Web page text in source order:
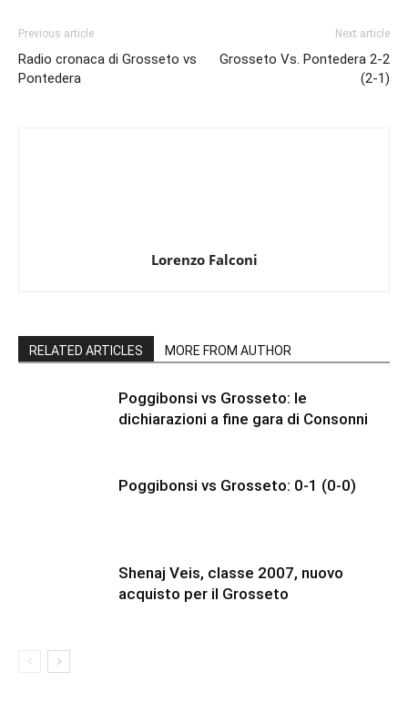
Previous article
Radio cronaca di Grosseto vs
Pontedera
Next article
Grosseto Vs. Pontedera 2-2
(2-1)
Lorenzo Falconi
RELATED ARTICLES MORE FROM AUTHOR
Poggibonsi vs Grosseto: le
dichiarazioni a fine gara di Consonni
Poggibonsi vs Grosseto: 0-1 (0-0)
Shenaj Veis, classe 2007, nuovo
acquisto per il Grosseto